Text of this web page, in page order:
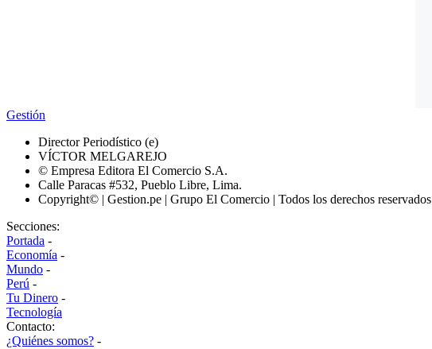
Gestión
Director Periodístico (e)
VÍCTOR MELGAREJO
© Empresa Editora El Comercio S.A.
Calle Paracas #532, Pueblo Libre, Lima.
Copyright© | Gestion.pe | Grupo El Comercio | Todos los derechos reservados
Secciones:
Portada -
Economía -
Mundo -
Perú -
Tu Dinero -
Tecnología
Contacto:
¿Quiénes somos? -